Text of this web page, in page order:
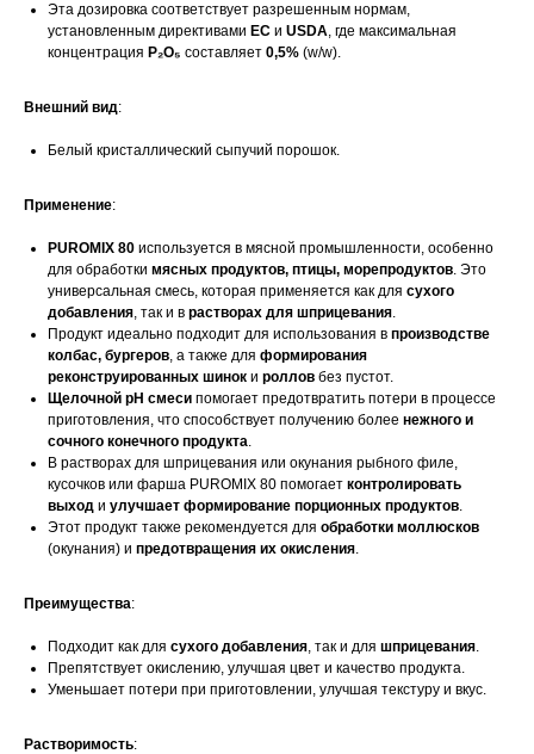
Эта дозировка соответствует разрешенным нормам,
установленным директивами ЕС и USDA, где максимальная
концентрация P₂O₅ составляет 0,5% (w/w).
Внешний вид:
Белый кристаллический сыпучий порошок.
Применение:
PUROMIX 80 используется в мясной промышленности, особенно
для обработки мясных продуктов, птицы, морепродуктов. Это
универсальная смесь, которая применяется как для сухого
добавления, так и в растворах для шприцевания.
Продукт идеально подходит для использования в производстве
колбас, бургеров, а также для формирования
реконструированных шинок и роллов без пустот.
Щелочной pH смеси помогает предотвратить потери в процессе
приготовления, что способствует получению более нежного и
сочного конечного продукта.
В растворах для шприцевания или окунания рыбного филе,
кусочков или фарша PUROMIX 80 помогает контролировать
выход и улучшает формирование порционных продуктов.
Этот продукт также рекомендуется для обработки моллюсков
(окунания) и предотвращения их окисления.
Преимущества:
Подходит как для сухого добавления, так и для шприцевания.
Препятствует окислению, улучшая цвет и качество продукта.
Уменьшает потери при приготовлении, улучшая текстуру и вкус.
Растворимость: